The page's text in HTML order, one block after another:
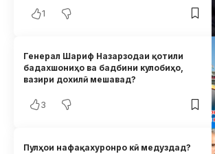
1
Генерал Шариф Назарзодаи қотили
бадахшониҳо ва бадбини кулобиҳо,
вазири дохилӣ мешавад?
3
Пулҳои нафақахуронро кӣ медуздад?